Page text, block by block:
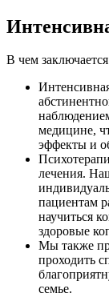
В чем
медицине,
эффекты и
лечения.
пациентам
научиться
здоровые
Мы также
проходить
семье.